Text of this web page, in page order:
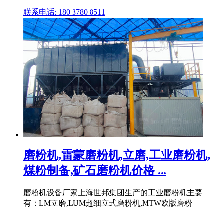
联系电话: 180 3780 8511
磨粉机,雷蒙磨粉机,立磨,工业磨粉机,
煤粉制备,矿石磨粉机价格 ...
磨粉机设备厂家上海世邦集团生产的工业磨粉机主要
有：LM立磨,LUM超细立式磨粉机,MTW欧版磨粉